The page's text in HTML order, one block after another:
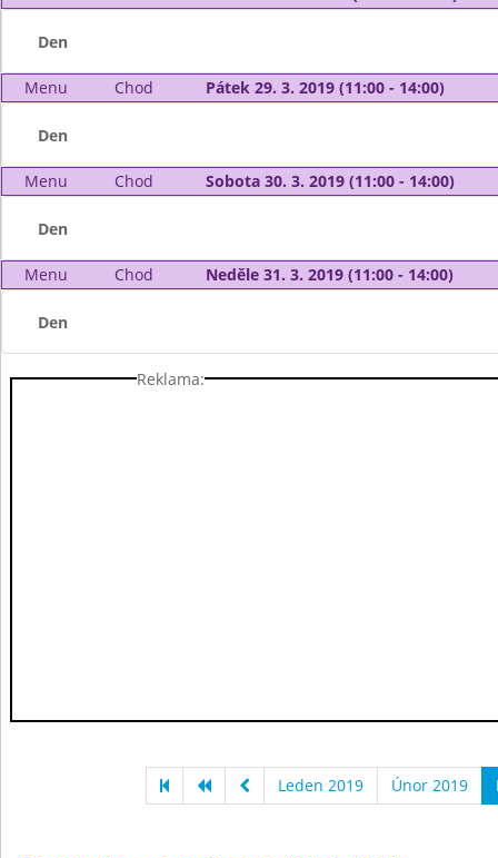
Den
Menu Chod Pátek 29. 3. 2019 (11:00 - 14:00)
Den
Menu Chod Sobota 30. 3. 2019 (11:00 - 14:00)
Den
Menu Chod Neděle 31. 3. 2019 (11:00 - 14:00)
Den
Reklama:
Leden 2019 Únor 2019